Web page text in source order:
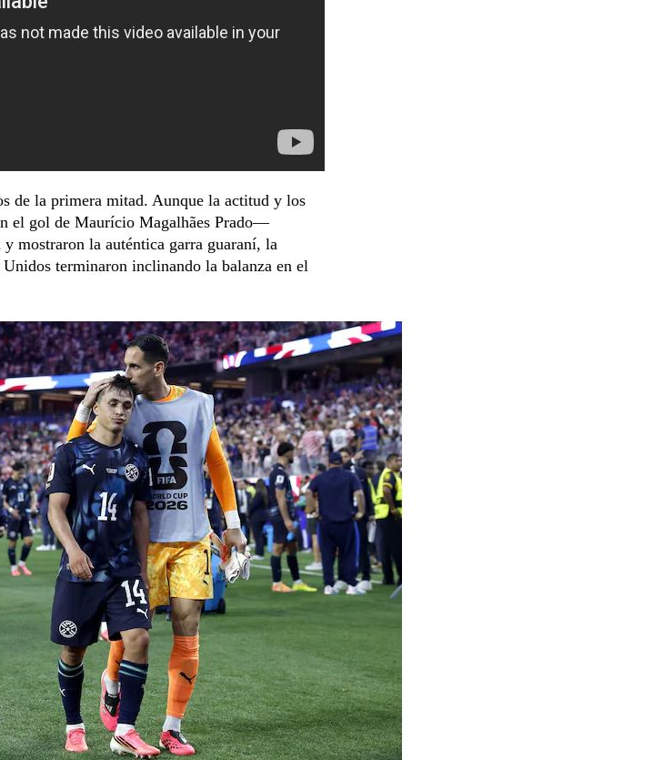
de la primera mitad. Aunque la actitud y los
el gol de Maurício Magalhães Prado—
y mostraron la auténtica garra guaraní, la
terminaron inclinando la balanza en el